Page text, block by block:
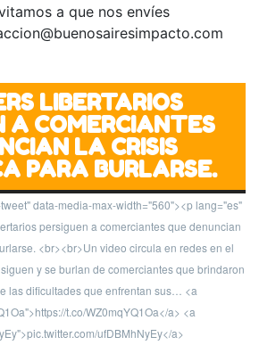
a que nos envíes
LIBERTARIOS
A COMERCIANTES
LA CRISIS
PARA BURLARSE.
data-media-max-width="560"><p lang="es"
persiguen a comerciantes que denuncian
<br><br>Un video circula en redes en el
y se burlan de comerciantes que brindaron
las dificultades que enfrentan sus… <a
t.co/WZ0mqYQ1Oa</a> <a
ufDBMhNyEy</a>